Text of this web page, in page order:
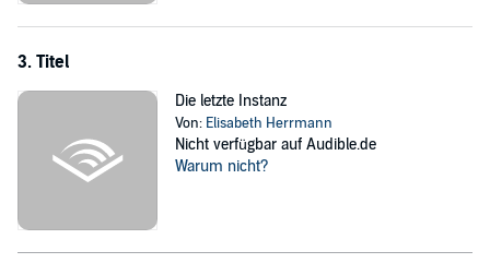
3. Titel
Die letzte Instanz
Von: Elisabeth Herrmann
Nicht verfügbar auf Audible.de
Warum nicht?